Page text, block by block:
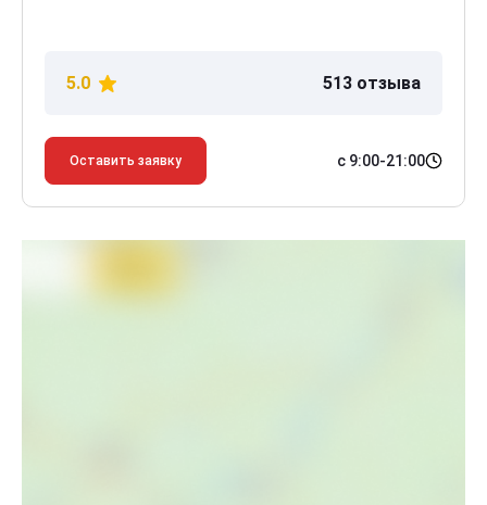
5.0 513 отзыва
Оставить заявку с 9:00-21:00